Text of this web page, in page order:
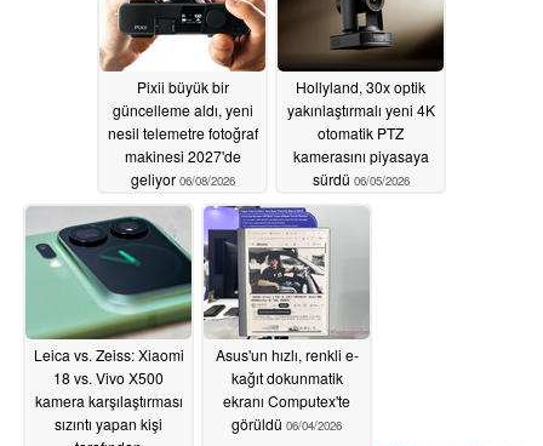
Pixii büyük bir
güncelleme aldı, yeni
nesil telemetre fotoğraf
makinesi 2027'de
geliyor 06/08/2026
Hollyland, 30x optik
yakınlaştırmalı yeni 4K
otomatik PTZ
kamerasını piyasaya
sürdü 06/05/2026
Leica vs. Zeiss: Xiaomi
18 vs. Vivo X500
kamera karşılaştırması
sızıntı yapan kişi
Asus'un hızlı, renkli e-
kağıt dokunmatik
ekranı Computex'te
görüldü 06/04/2026